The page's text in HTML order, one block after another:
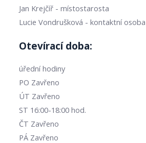
Jan Krejčíř - místostarosta
Lucie Vondrušková - kontaktní osoba
Otevírací doba:
úřední hodiny
PO Zavřeno
ÚT Zavřeno
ST 16:00-18:00 hod.
ČT Zavřeno
PÁ Zavřeno